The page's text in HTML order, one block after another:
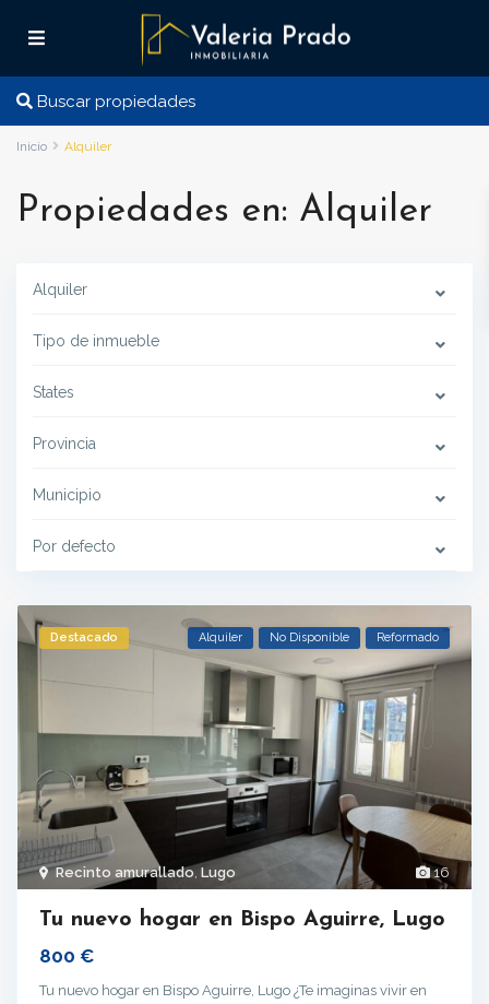
Buscar propiedades
Inicio Alquiler
Propiedades en: Alquiler
Alquiler
Tipo de inmueble
States
Provincia
Municipio
Por defecto
16
Recinto amurallado Lugo
Destacado Alquiler No Disponible Reformado
Tu nuevo hogar en Bispo Aguirre, Lugo
800 €
Tu nuevo hogar en Bispo Aguirre, Lugo ¿Te imaginas vivir en